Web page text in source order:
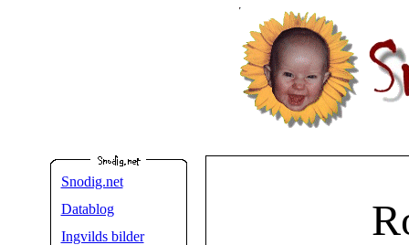
Snodig.net
Datablog
Ingvilds bilder